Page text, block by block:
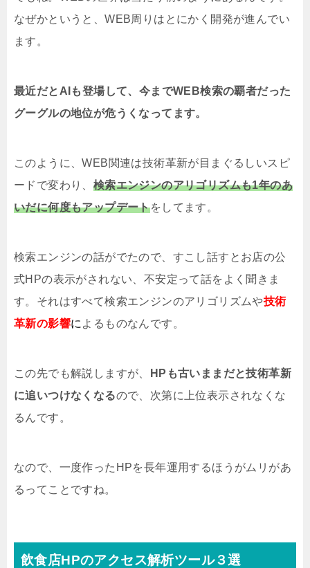
なぜかというと、WEB周りはとにかく開発が進んでい
ます。
最近だとAIも登場して、今までWEB検索の覇者だった
グーグルの地位が危うくなってます。
このように、WEB関連は技術革新が目まぐるしいスピ
ードで変わり、 検索エンジンのアリゴリズムも1年のあ
いだに何度もアップデートをしてます。
検索エンジンの話がでたので、すこし話すとお店の公
式HPの表示がされない、不安定って話をよく聞きま
す。それはすべて検索エンジンのアリゴリズムや技術
革新の影響に よるものなんです。
この先でも解説しますが、
HPも古いままだと技術革新
に追いつけなくなるので、次第に上位表示されなくな
るんです。
なので、一度作ったHPを長年運用するほうがムリがあ
るってことですね。
飲食店HPのアクセス解析ツール３選